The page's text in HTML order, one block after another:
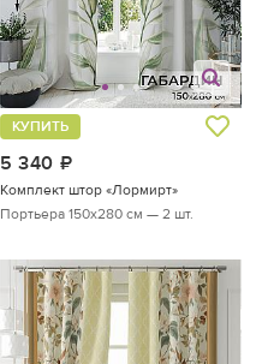
5 340
КУПИТЬ
Комплект штор «Лормирт»
Портьера 150х280 см — 2 шт.